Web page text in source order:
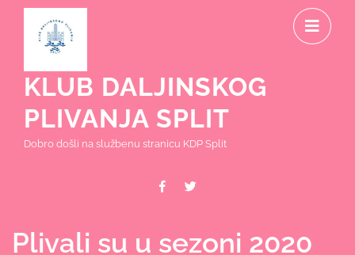
content
KLUB DALJINSKOG
PLIVANJA SPLIT
Dobro došli na službenu stranicu KDP Split
Facebook
Plivali su u sezoni 2020